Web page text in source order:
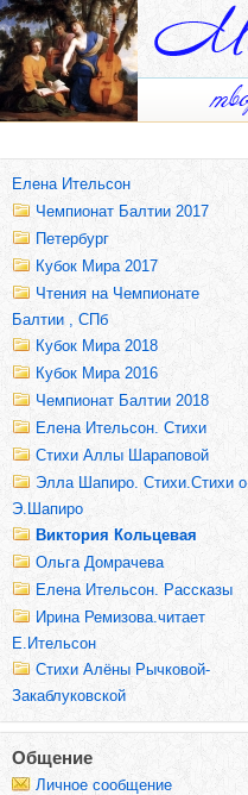
Елена Ительсон
Чемпионат Балтии 2017
Петербург
Кубок Мира 2017
Чтения на Чемпионате
Балтии , СПб
Кубок Мира 2018
Кубок Мира 2016
Чемпионат Балтии 2018
Елена Ительсон. Стихи
Стихи Аллы Шараповой
Элла Шапиро. Стихи.Стихи о
Э.Шапиро
Виктория Кольцевая
Ольга Домрачева
Елена Ительсон. Рассказы
Ирина Ремизова.читает
Е.Ительсон
Стихи Алёны Рычковой-
Закаблуковской
Общение
Личное сообщение